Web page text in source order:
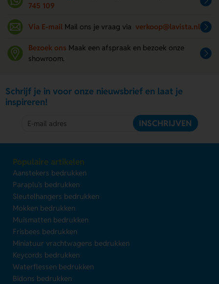
745 109
Via E-mail Mail ons je vraag via verkoop@lavista.nl
Bezoek ons Maak een afspraak en bezoek onze
showroom.
Schrijf je in voor onze nieuwsbrief en laat je
inspireren!
INSCHRIJVEN
Populaire artikelen
Aanstekers bedrukken
Paraplu's bedrukken
Sleutelhangers bedrukken
Mokken bedrukken
Muismatten bedrukken
Frisbees bedrukken
Miniatuur vrachtwagens bedrukken
Keycords bedrukken
Waterflessen bedrukken
Bidons bedrukken